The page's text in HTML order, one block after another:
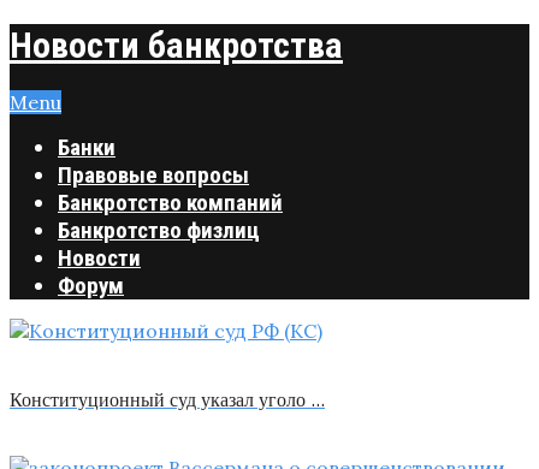
Новости банкротства
Menu
Банки
Правовые вопросы
Банкротство компаний
Банкротство физлиц
Новости
Форум
Конституционный суд указал уголо …